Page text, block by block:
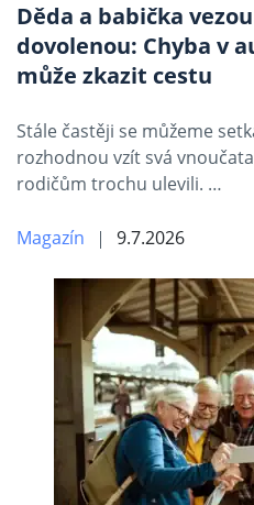
Děda a babička
dovolenou: Chyba v
může zkazit cestu
Stále častěji se můžeme
rozhodnou vzít svá
rodičům trochu ulevili. …
Magazín 9.7.2026